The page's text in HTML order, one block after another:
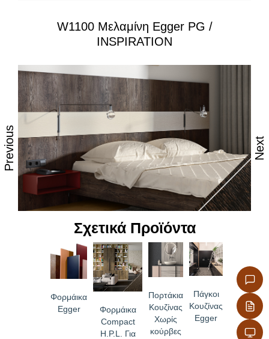
Ιδιότητες:
– Ανθεκτικότητα στη θερμότητα και τον ατμό
– Υψηλές αντοχές στη καθημερινή φθορά από τριβή,
κρούση & χάραξη
– Δυνατότητα εύκολου καθημερινού καθαρισμού
– Επιφάνεια απόλυτα υγιεινή
– Υψηλή αντοχή στον αποχρωματισμό και το
θάμπωμα
– Υψηλή αντοχή στα χημικά
– Υψηλή αισθητική, υφή και αφή
W1100 Μελαμίνη Egger PG /
INSPIRATION
Previous Next
Σχετικά Προϊόντα
Φορμάικα
Egger
Φορμάικα
Compact
H.P.L. Για
Πορτάκια
Κουζίνας
Χωρίς
κούρβες
Πάγκοι
Κουζίνας
Egger